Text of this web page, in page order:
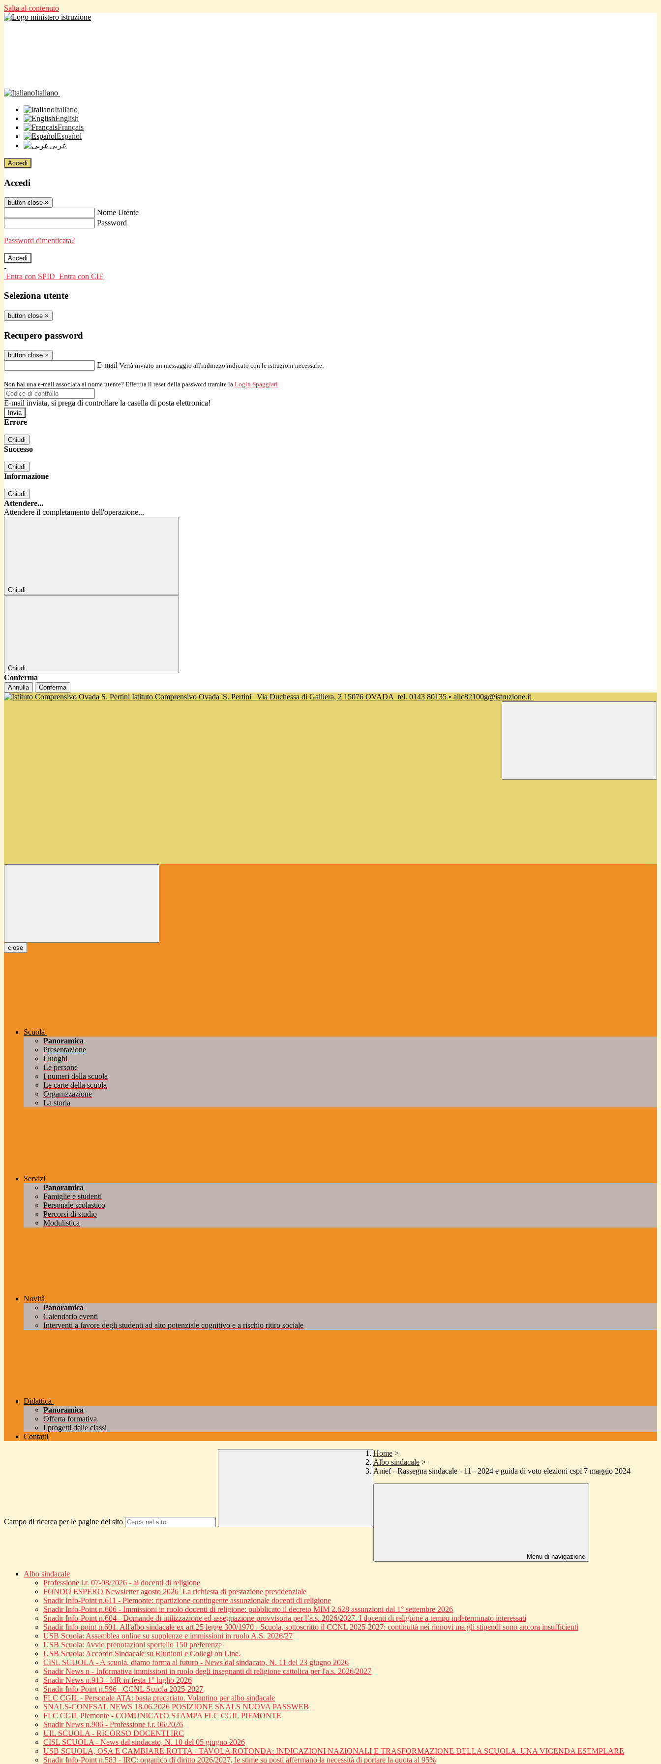
Salta al contenuto
Italiano
Italiano
English
Français
Español
عربى
Accedi
Accedi
button close ×
Nome Utente
Password
Password dimenticata?
-
Entra con SPID Entra con CIE
Seleziona utente
button close ×
Recupero password
button close ×
E-mail Verrà inviato un messaggio all'indirizzo indicato con le istruzioni necessarie.
Non hai una e-mail associata al nome utente? Effettua il reset della password tramite la Login Spaggiari
E-mail inviata, si prega di controllare la casella di posta elettronica!
Errore
Chiudi
Successo
Chiudi
Informazione
Chiudi
Attendere...
Attendere il completamento dell'operazione...
Chiudi
Chiudi
Conferma
Annulla Conferma
Istituto Comprensivo Ovada 'S. Pertini' Via Duchessa di Galliera, 2 15076 OVADA tel. 0143 80135 • alic82100g@istruzione.it
close
Scuola
Panoramica
Presentazione
I luoghi
Le persone
I numeri della scuola
Le carte della scuola
Organizzazione
La storia
Servizi
Panoramica
Famiglie e studenti
Personale scolastico
Percorsi di studio
Modulistica
Novità
Panoramica
Calendario eventi
Interventi a favore degli studenti ad alto potenziale cognitivo e a rischio ritiro sociale
Didattica
Panoramica
Offerta formativa
I progetti delle classi
Contatti
Campo di ricerca per le pagine del sito
Home >
Albo sindacale >
Anief - Rassegna sindacale - 11 - 2024 e guida di voto elezioni cspi 7 maggio 2024
Menu di navigazione
Albo sindacale
Professione i.r. 07-08/2026 - ai docenti di religione
FONDO ESPERO Newsletter agosto 2026_La richiesta di prestazione previdenziale
Snadir Info-Point n.611 - Piemonte: ripartizione contingente assunzionale docenti di religione
Snadir Info-Point n.606 - Immissioni in ruolo docenti di religione: pubblicato il decreto MIM 2.628 assunzioni dal 1° settembre 2026
Snadir Info-Point n.604 - Domande di utilizzazione ed assegnazione provvisoria per l’a.s. 2026/2027. I docenti di religione a tempo indeterminato interessati
Snadir Info-point n.601. All'albo sindacale ex art.25 legge 300/1970 - Scuola, sottoscritto il CCNL 2025-2027: continuità nei rinnovi ma gli stipendi sono ancora insufficienti
USB Scuola: Assemblea online su supplenze e immissioni in ruolo A.S. 2026/27
USB Scuola: Avvio prenotazioni sportello 150 preferenze
USB Scuola: Accordo Sindacale su Riunioni e Collegi on Line.
CISL SCUOLA - A scuola, diamo forma al futuro - News dal sindacato, N. 11 del 23 giugno 2026
Snadir News n - Informativa immissioni in ruolo degli insegnanti di religione cattolica per l'a.s. 2026/2027
Snadir News n.913 - IdR in festa 1° luglio 2026
Snadir Info-Point n.596 - CCNL Scuola 2025-2027
FLC CGIL - Personale ATA: basta precariato. Volantino per albo sindacale
SNALS-CONFSAL NEWS 18.06.2026 POSIZIONE SNALS NUOVA PASSWEB
FLC CGIL Piemonte - COMUNICATO STAMPA FLC CGIL PIEMONTE
Snadir News n.906 - Professione i.r. 06/2026
UIL SCUOLA - RICORSO DOCENTI IRC
CISL SCUOLA - News dal sindacato, N. 10 del 05 giugno 2026
USB SCUOLA, OSA E CAMBIARE ROTTA - TAVOLA ROTONDA: INDICAZIONI NAZIONALI E TRASFORMAZIONE DELLA SCUOLA. UNA VICENDA ESEMPLARE
Snadir Info-Point n.583 - IRC: organico di diritto 2026/2027, le stime su posti affermano la necessità di portare la quota al 95%